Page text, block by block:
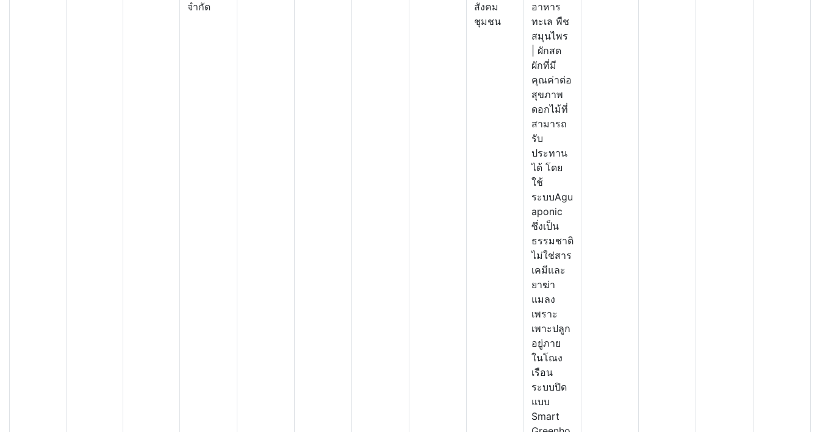
จำกัด
สังคม
ชุมชน
อาหาร
ทะเล พืช
สมุนไพร
| ผักสด
ผักที่มี
คุณค่าต่อ
สุขภาพ
ดอกไม้ที่
สามารถ
รับ
ประทาน
ได้ โดย
ใช้
ระบบAgu
aponic
ซึ่งเป็น
ธรรมชาติ
ไม่ใช่สาร
เคมีและ
ยาฆ่า
แมลง
เพราะ
เพาะปลูก
อยู่ภาย
ในโณง
เรือน
ระบบปิด
แบบ
Smart